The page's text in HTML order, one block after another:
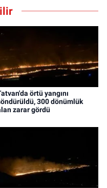
örtü yangını
300 dönümlük
zarar gördü